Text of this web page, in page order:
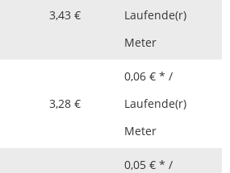
3,43 €
Laufende(r)
Meter
3,28 €
0,06 € * /
Laufende(r)
Meter
0,05 € * /